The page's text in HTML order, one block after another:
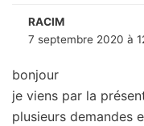
RACIM
7 septembre 2020 à
bonjour
je viens par la
plusieurs demandes